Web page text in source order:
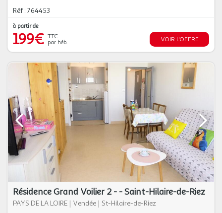
Réf : 764453
à partir de
199€ TTC
par héb.
VOIR L'OFFRE
Résidence Grand Voilier 2 - - Saint-Hilaire-de-Riez
PAYS DE LA LOIRE | Vendée | St-Hilaire-de-Riez